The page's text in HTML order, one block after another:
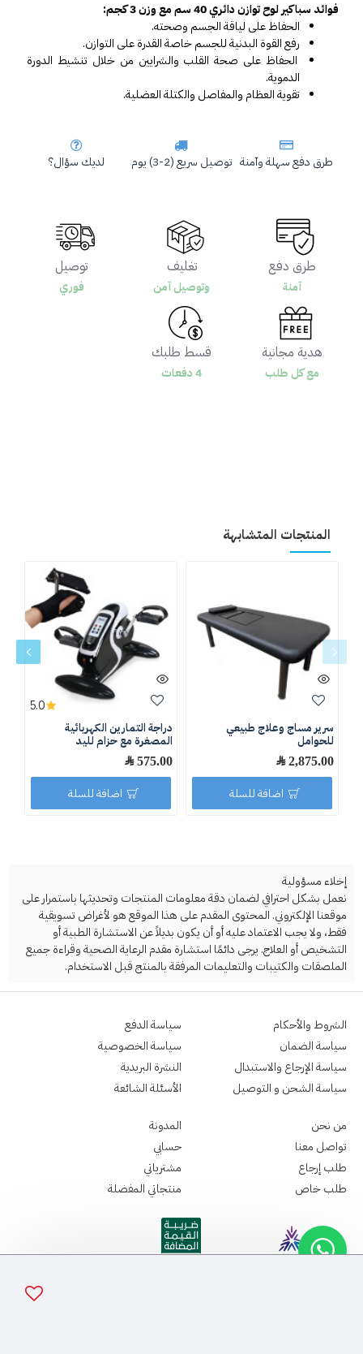
طرق دفع سهلة وآمنة توصيل سريع (2-3) يوم لديك سؤال؟
فوائد سباكير لوح توازن دائري 40 سم مع وزن 3 كجم:
الحفاظ على لياقة الجسم وصحته.
رفع القوة البدنية للجسم خاصة القدرة على التوازن.
الدموية.
تقوية العظام والمفاصل والكتلة العضلية.
طرق دفع
آمنة
تغليف
وتوصيل آمن
توصيل
فوري
هدية مجانية
مع كل طلب
قسط طلبك
4 دفعات
المنتجات المتشابهة
سرير مساج وعلاج طبيعي
للحوامل
2,875.00 ﷼
اضافة للسلة
دراجة التمارين الكهربائية
المصغرة مع حزام لليد
575.00 ﷼
5.0
اضافة للسلة
إخلاء مسؤولية
نعمل بشكل احترافي لضمان دقة معلومات المنتجات وتحديثها باستمرار على
موقعنا الإلكتروني. المحتوى المقدم على هذا الموقع هو لأغراض تسويقية
فقط، ولا يجب الاعتماد عليه أو أن يكون بديلاً عن الاستشارة الطبية أو
التشخيص أو العلاج. يرجى دائمًا استشارة مقدم الرعاية الصحية وقراءة جميع
الملصقات والكتيبات والتعليمات المرفقة بالمنتج قبل الاستخدام.
الشروط والأحكام
سياسة الضمان
سياسة الإرجاع والاستبدال
سياسة الشحن و التوصيل
سياسة الدفع
سياسة الخصوصية
النشرة البريدية
الأسئلة الشائعة
من نحن
تواصل معنا
طلب إرجاع
طلب خاص
المدونة
حسابي
مشترياتي
منتجاتي المفضلة